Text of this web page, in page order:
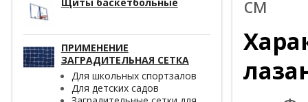
ПРИМЕНЕНИЕ
ЗАГРАДИТЕЛЬНАЯ СЕТКА
Для школьных спортзалов
Для детских садов
см